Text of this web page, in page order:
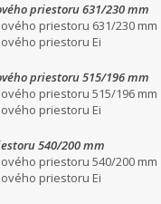
priestoru 631/230 mm
priestoru 631/230 mm
priestoru Ei
priestoru 515/196 mm
priestoru 515/196 mm
priestoru Ei
540/200 mm
priestoru 540/200 mm
priestoru Ei